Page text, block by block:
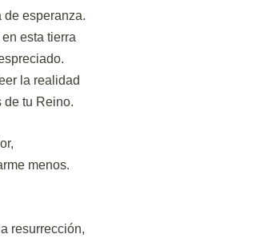
de esperanza.
esta tierra
la realidad
de tu Reino.
menos.
resurrección,